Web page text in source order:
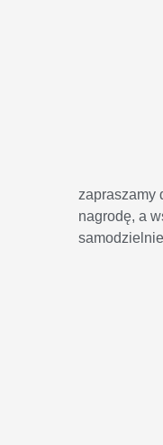
zapraszamy
nagrodę, a